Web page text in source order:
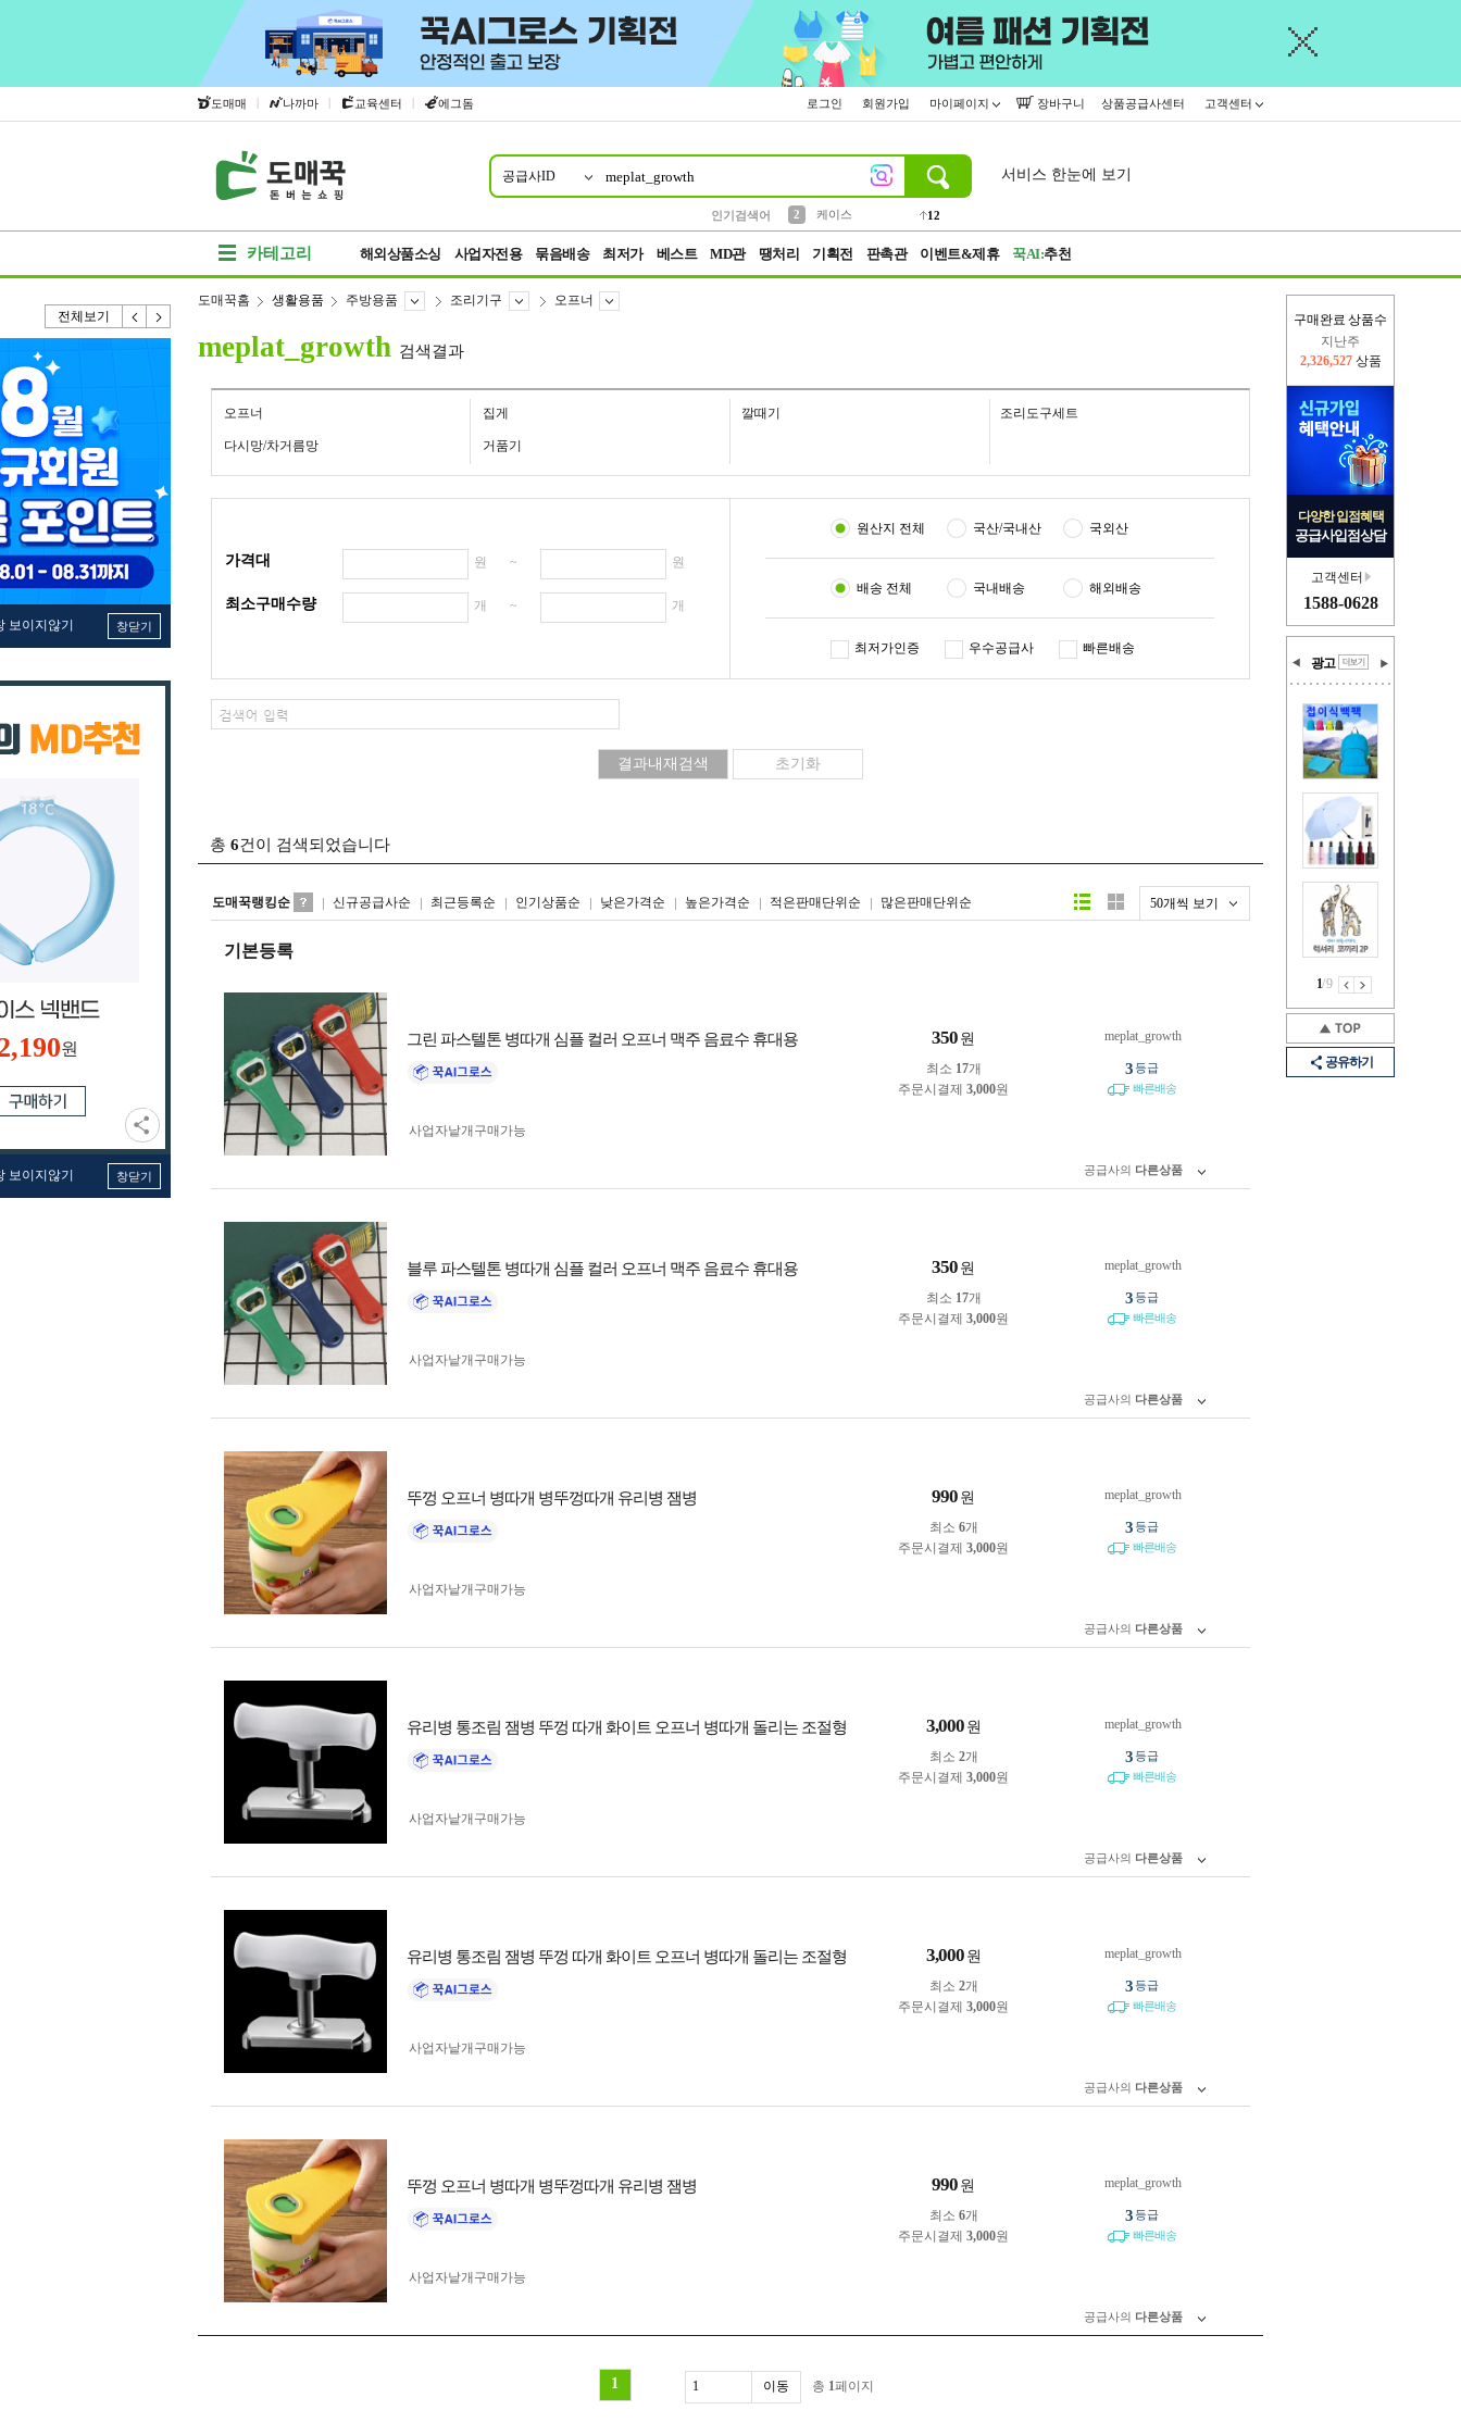
도매매 | 나까마 | 교육센터 | 에그돔 로그인 회원가입 마이페이지 장바구니 상품공급사센터 고객센터
공급사ID
인기검색어
2
케이스
12
서비스 한눈에 보기
카테고리 해외상품소싱 사업자전용 묶음배송 최저가 베스트 MD관 땡처리 기획전 판촉관 이벤트&제휴 꾹AI:추천
전체보기
보이지않기 창닫기
원
보이지않기 창닫기
구매완료 상품수
지난주
2,326,527 상품
다양한 입점혜택
공급사입점상담
고객센터
1588-0628
광고
1/9
공유하기
도매꾹홈 생활용품 주방용품 조리기구 오프너
meplat_growth 검색결과
오프너 집게 깔때기 조리도구세트
다시망/차거름망 거품기
가격대 원 ~ 원
최소구매수량 개 ~ 개
원산지 전체 국산/국내산 국외산
배송 전체 국내배송 해외배송
최저가인증 우수공급사 빠른배송
총 6건이 검색되었습니다
도매꾹랭킹순 신규공급사순 최근등록순 인기상품순 낮은가격순 높은가격순 적은판매단위순 많은판매단위순 50개씩 보기
리스트형갤러리형
기본등록
그린 파스텔톤 병따개 심플 컬러 오프너 맥주 음료수 휴대용 350 원
최소 17개
주문시결제 3,000원
사업자 낱개구매가능
meplat_growth
3등급
빠른배송
공급사의 다른상품
블루 파스텔톤 병따개 심플 컬러 오프너 맥주 음료수 휴대용 350 원
최소 17개
주문시결제 3,000원
사업자 낱개구매가능
meplat_growth
3등급
빠른배송
공급사의 다른상품
뚜껑 오프너 병따개 병뚜껑따개 유리병 잼병 990 원
최소 6개
주문시결제 3,000원
사업자 낱개구매가능
meplat_growth
3등급
빠른배송
공급사의 다른상품
유리병 통조림 잼병 뚜껑 따개 화이트 오프너 병따개 돌리는 조절형 3,000 원
최소 2개
주문시결제 3,000원
사업자 낱개구매가능
meplat_growth
3등급
빠른배송
공급사의 다른상품
유리병 통조림 잼병 뚜껑 따개 화이트 오프너 병따개 돌리는 조절형 3,000 원
최소 2개
주문시결제 3,000원
사업자 낱개구매가능
meplat_growth
3등급
빠른배송
공급사의 다른상품
뚜껑 오프너 병따개 병뚜껑따개 유리병 잼병 990 원
최소 6개
주문시결제 3,000원
사업자 낱개구매가능
meplat_growth
3등급
빠른배송
공급사의 다른상품
1 총 1페이지